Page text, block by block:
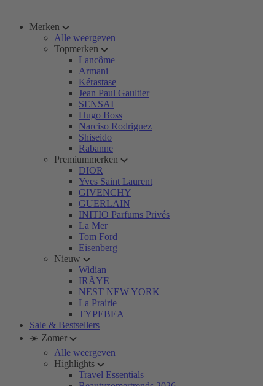
Merken
Alle weergeven
Topmerken
Lancôme
Armani
Kérastase
Jean Paul Gaultier
SENSAI
Hugo Boss
Narciso Rodriguez
Shiseido
Rabanne
Premiummerken
DIOR
Yves Saint Laurent
GIVENCHY
GUERLAIN
INITIO Parfums Privés
La Mer
Tom Ford
Eisenberg
Nieuw
Widian
IRÄYE
NEST NEW YORK
La Prairie
TYPEBEA
Sale & Bestsellers
☀️ Zomer
Alle weergeven
Highlights
Travel Essentials